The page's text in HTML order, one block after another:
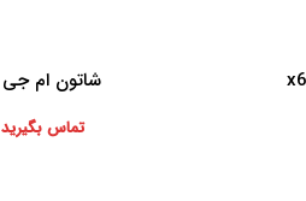
اطلاعات بیشترشاتون ام جی 6
تماس بگیرید